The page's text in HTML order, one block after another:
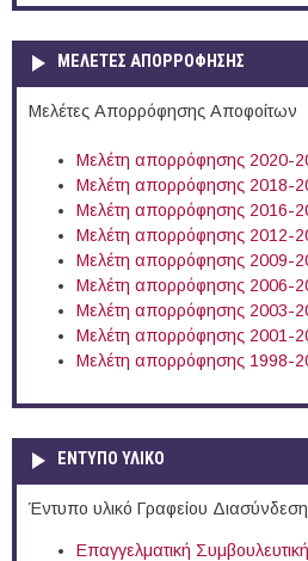
ΜΕΛΕΤΕΣ ΑΠΟΡΡΟΦΗΣΗΣ
Μελέτες Απορρόφησης Αποφοίτων
Μελέτη απορρόφησης 2020-
Μελέτη απορρόφησης 2018-
Μελέτη απορρόφησης 2016-
Μελέτη απορρόφησης 2012-
Μελέτη απορρόφησης 2009-
Μελέτη απορρόφησης 2006-
Μελέτη απορρόφησης 2003-
Μελέτη απορρόφησης 2001-
Μελέτη απορρόφησης 1998-
ΕΝΤΥΠΟ ΥΛΙΚΟ
Έντυπο υλικό Γραφείου
Επαγγελματική